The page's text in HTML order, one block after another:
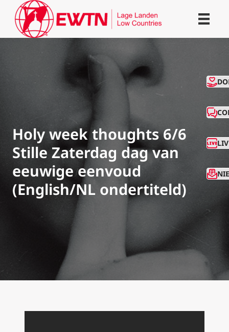
Holy week thoughts 6/6
Stille Zaterdag dag van
eeuwige eenvoud
(English/NL ondertiteld)